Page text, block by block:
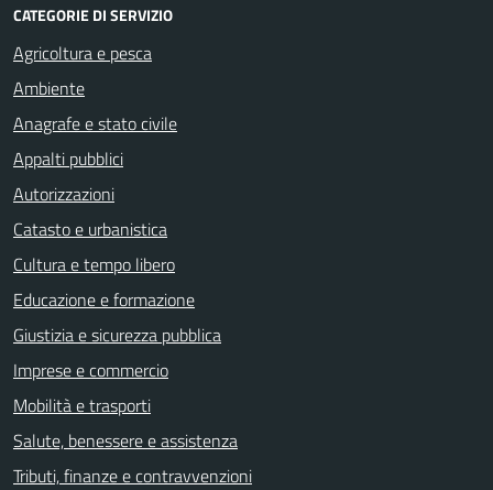
CATEGORIE DI SERVIZIO
Agricoltura e pesca
Ambiente
Anagrafe e stato civile
Appalti pubblici
Autorizzazioni
Catasto e urbanistica
Cultura e tempo libero
Educazione e formazione
Giustizia e sicurezza pubblica
Imprese e commercio
Mobilità e trasporti
Salute, benessere e assistenza
Tributi, finanze e contravvenzioni